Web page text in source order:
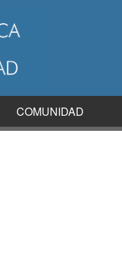
COMUNIDAD